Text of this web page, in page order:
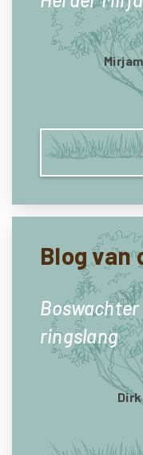
Blog van
ringslang